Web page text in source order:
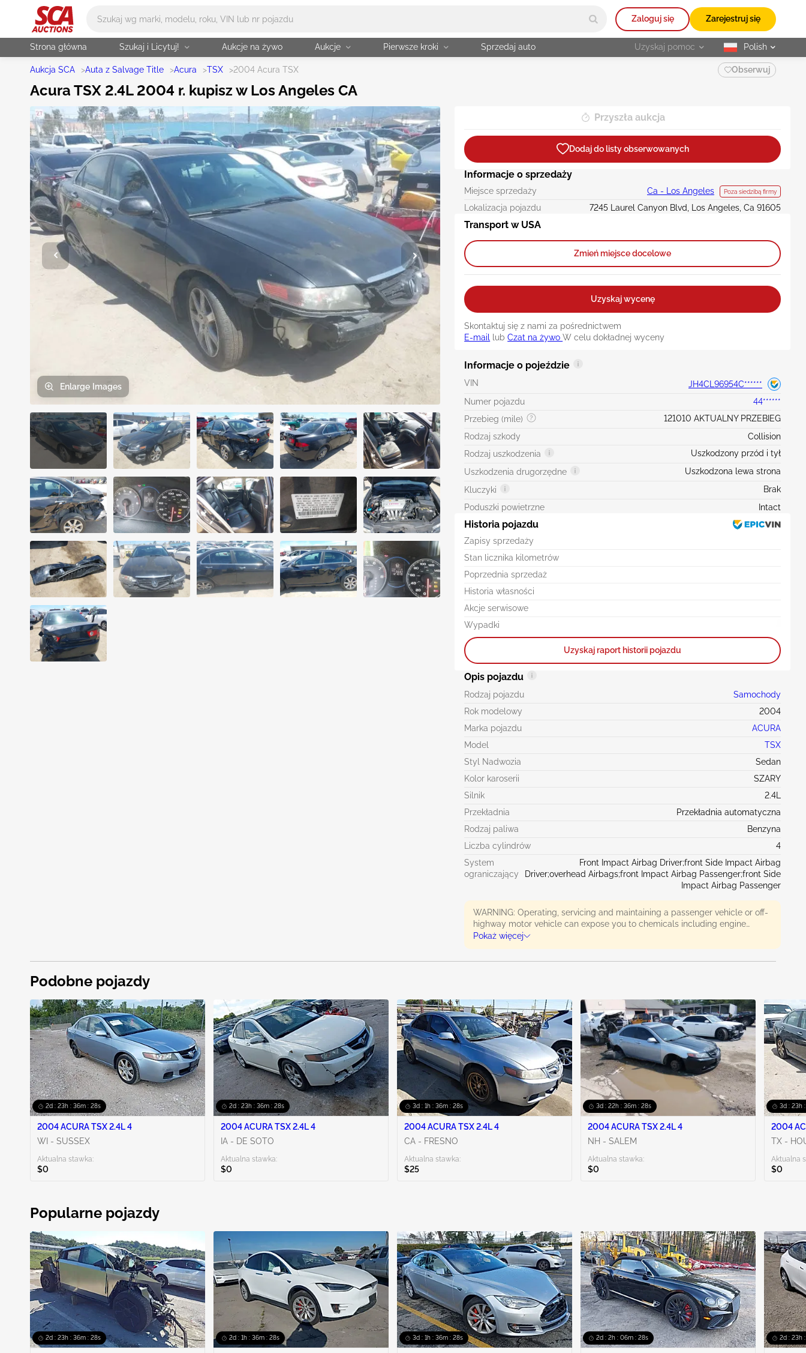
Zaloguj się Zarejestruj się
Strona główna Szukaj i Licytuj! Aukcje na żywo Aukcje Pierwsze kroki Sprzedaj auto Uzyskaj pomoc selected
Polish
Aukcja SCA >Auta z Salvage Title >Acura >TSX >2004 Acura TSX Obserwuj
Acura TSX 2.4L 2004 r. kupisz w Los Angeles CA
Enlarge Images
Przyszła aukcja
Dodaj do listy obserwowanych
Informacje o sprzedaży
Miejsce sprzedaży Ca - Los Angeles Poza siedzibą firmy
Lokalizacja pojazdu 7245 Laurel Canyon Blvd, Los Angeles, Ca 91605
Transport w USA
Zmień miejsce docelowe
Uzyskaj wycenę
Skontaktuj się z nami za pośrednictwem
E-mail
lubCzat na żywoW celu dokładnej wyceny
Informacje o pojeździe
VIN
JH4CL96954C******
Numer pojazdu
44******
Przebieg (mile)
121010 AKTUALNY PRZEBIEG
Rodzaj szkody
Collision
Rodzaj uszkodzenia
Uszkodzony przód i tył
Uszkodzenia drugorzędne
Uszkodzona lewa strona
Kluczyki
Brak
Poduszki powietrzne
Intact
Historia pojazdu
Zapisy sprzedaży
Stan licznika kilometrów
Poprzednia sprzedaż
Historia własności
Akcje serwisowe
Wypadki
Uzyskaj raport historii pojazdu
Opis pojazdu
Rodzaj pojazdu
Samochody
Rok modelowy
2004
Marka pojazdu
ACURA
Model
TSX
Styl Nadwozia
Sedan
Kolor karoserii
SZARY
Silnik
2.4L
Przekładnia
Przekładnia automatyczna
Rodzaj paliwa
Benzyna
Liczba cylindrów
4
System
ograniczający
Front Impact Airbag Driver;front Side Impact Airbag
Driver;overhead Airbags;front Impact Airbag Passenger;front Side
Impact Airbag Passenger
WARNING: Operating, servicing and maintaining a passenger vehicle or off-
highway motor vehicle can expose you to chemicals including engine
exhaust, carbon monoxide, phthalates, and lead, which are known to the
Pokaż więcej
Podobne pojazdy
2d : 23h : 36m : 27s
2004 ACURA TSX 2.4L 4
WI - SUSSEX
Aktualna stawka:
$0
2d : 23h : 36m : 27s
2004 ACURA TSX 2.4L 4
IA - DE SOTO
Aktualna stawka:
$0
3d : 1h : 36m : 27s
2004 ACURA TSX 2.4L 4
CA - FRESNO
Aktualna stawka:
$25
3d : 22h : 36m : 27s
2004 ACURA TSX 2.4L 4
NH - SALEM
Aktualna stawka:
$0
3d : 23h
2004
TX -
Aktualna
$0
Popularne pojazdy
2d : 23h : 36m : 27s 2d : 1h : 36m : 27s 3d : 1h : 36m : 27s 2d : 2h : 06m : 27s 2d : 23h